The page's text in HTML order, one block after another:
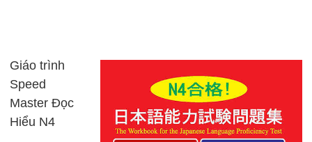
Giáo trình
Speed
Master Đọc
Hiểu N4